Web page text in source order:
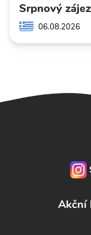
Srpnový
06.08.2026
Akční